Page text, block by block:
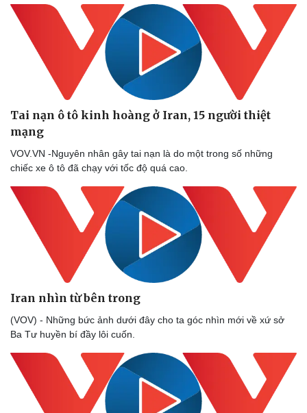
Tai nạn ô tô kinh hoàng ở Iran, 15 người thiệt
mạng
VOV.VN -Nguyên nhân gây tai nạn là do một trong số những
chiếc xe ô tô đã chạy với tốc độ quá cao.
Iran nhìn từ bên trong
(VOV) - Những bức ảnh dưới đây cho ta góc nhìn mới về xứ sở
Ba Tư huyền bí đầy lôi cuốn.